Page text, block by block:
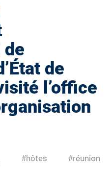
de
l’office
#hôtes #réunion